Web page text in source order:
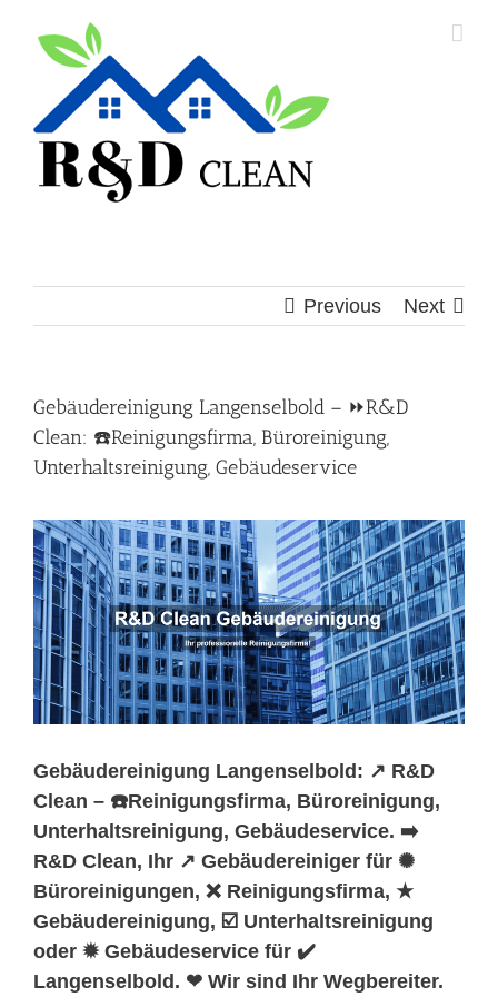
Previous Next
Gebäudereinigung Langenselbold – ⏩R&D
Clean: ☎️Reinigungsfirma, Büroreinigung,
Unterhaltsreinigung, Gebäudeservice
Gebäudereinigung Langenselbold: ↗️ R&D
Clean – ☎️Reinigungsfirma, Büroreinigung,
Unterhaltsreinigung, Gebäudeservice. ➡️
R&D Clean, Ihr ↗️ Gebäudereiniger für ✺
Büroreinigungen, ❌ Reinigungsfirma, ★
Gebäudereinigung, ☑️ Unterhaltsreinigung
oder ✹ Gebäudeservice für ✔️
Langenselbold. ❤ Wir sind Ihr Wegbereiter.